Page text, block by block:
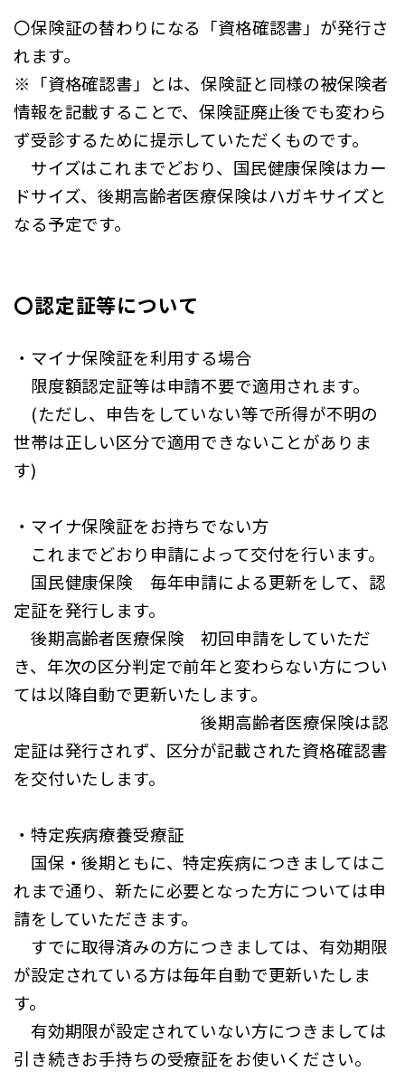
〇保険証の替わりになる「資格確認書」が発行さ
れます。
※「資格確認書」とは、保険証と同様の被保険者
情報を記載することで、保険証廃止後でも変わら
ず受診するために提示していただくものです。
サイズはこれまでどおり、国民健康保険はカー
ドサイズ、後期高齢者医療保険はハガキサイズと
なる予定です。
〇認定証等について
・マイナ保険証を利用する場合
限度額認定証等は申請不要で適用されます。
(ただし、申告をしていない等で所得が不明の
世帯は正しい区分で適用できないことがありま
す)
・マイナ保険証をお持ちでない方
これまでどおり申請によって交付を行います。
国民健康保険 毎年申請による更新をして、認
定証を発行します。
後期高齢者医療保険 初回申請をしていただ
き、年次の区分判定で前年と変わらない方につい
ては以降自動で更新いたします。
後期高齢者医療保険は認
定証は発行されず、区分が記載された資格確認書
を交付いたします。
・特定疾病療養受療証
国保・後期ともに、特定疾病につきましてはこ
れまで通り、新たに必要となった方については申
請をしていただきます。
すでに取得済みの方につきましては、有効期限
が設定されている方は毎年自動で更新いたしま
す。
有効期限が設定されていない方につきましては
引き続きお手持ちの受療証をお使いください。